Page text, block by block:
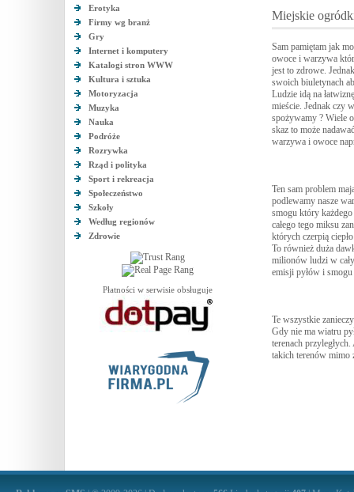
Erotyka
Firmy wg branż
Gry
Internet i komputery
Katalogi stron WWW
Kultura i sztuka
Motoryzacja
Muzyka
Nauka
Podróże
Rozrywka
Rząd i polityka
Sport i rekreacja
Społeczeństwo
Szkoły
Według regionów
Zdrowie
Płatności w serwisie obsługuje
Miejskie
Sam pamiętam jak
owoce i warzywa
jest to zdrowe.
swoich biuletynach
Ludzie idą na
mieście. Jednak czy
spożywamy ? Wiele
skaz to może
warzywa i owoce
Ten sam problem
podlewamy nasze
smogu który
całego tego miksu
których czerpią
To również duża
milionów ludzi w
emisji pyłów i
Te wszystkie
Gdy nie ma wiatru
terenach
takich terenów mimo